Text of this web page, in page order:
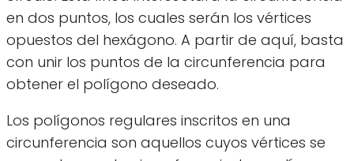
en dos puntos, los cuales serán los vértices
opuestos del hexágono. A partir de aquí, basta
con unir los puntos de la circunferencia para
obtener el polígono deseado.
Los polígonos regulares inscritos en una
circunferencia son aquellos cuyos vértices se